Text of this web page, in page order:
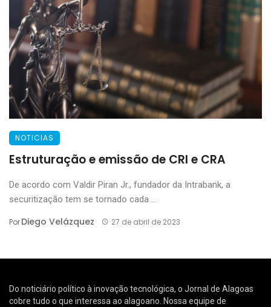
NOTICIAS
Estruturação e emissão de CRI e CRA
De acordo com Valdir Piran Jr., fundador da Intrabank, a
securitização tem se tornado cada ...
PorDiego Velázquez 27 de abril de 2023
Do noticiário político à inovação tecnológica, o Jornal de Alagoas
cobre tudo o que interessa ao alagoano. Nossa equipe de